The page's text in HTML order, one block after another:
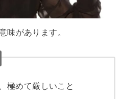
味があります。
極めて厳しいこと